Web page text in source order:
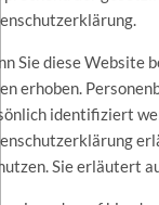
Sie diese Website
erhoben.
identifiziert
Sie erläutert